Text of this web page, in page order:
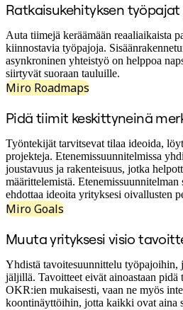
Toiminnot
Markkinointi
IT
Strategisten aloitteiden
Tekoälymuunnos
Asiakaskokemus ja
Pilven ja
Oppiminen
Asiakastarinat
Academy
Webinaarit
Reforge Learning
Yhteisö ja tuki
Tapahtumat
Blogi
Kumppanit ja palvelut
Miron
Ratkaisukumppanit
Ratkaisukehityksen
Auta tiimejä keräämään reaaliaikaista
kiinnostavia työpajoja.
asynkroninen yhteistyö on helppoa
siirtyvät suoraan tauluille.
Miro Roadmaps
Pidä tiimit keskittyneinä
Työntekijät tarvitsevat tilaa ideoida,
projekteja. Etenemissuunnitelmissa
joustavuus ja rakenteisuus, jotka
määrittelemistä.
ehdottaa ideoita yrityksesi oivallusten
Miro Goals
Muuta yrityksesi visio
Yhdistä tavoitesuunnittelu
jäljillä. Tavoitteet eivät ainoastaan pidä
OKR:ien mukaisesti, vaan ne myös
koontinäyttöihin, jotta kaikki ovat aina